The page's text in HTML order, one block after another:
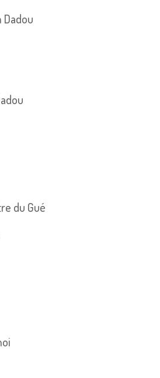
du Gué